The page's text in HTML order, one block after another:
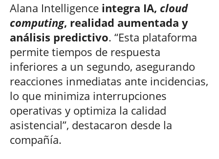
Alana Intelligence integra IA, cloud
computing, realidad aumentada y
análisis predictivo. “Esta plataforma
permite tiempos de respuesta
inferiores a un segundo, asegurando
reacciones inmediatas ante incidencias,
lo que minimiza interrupciones
operativas y optimiza la calidad
asistencial”, destacaron desde la
compañía.